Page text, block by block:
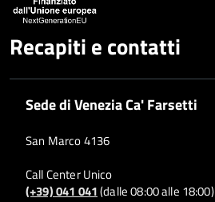
Recapiti e contatti
Sede di Venezia Ca' Farsetti
San Marco 4136
Call Center Unico
(+39) 041 041(dalle 08:00 alle 18:00)